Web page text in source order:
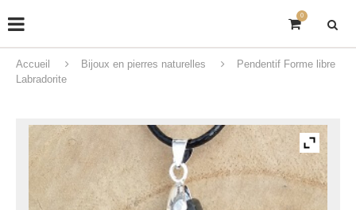
0
Accueil Bijoux en pierres naturelles
Pendentif Forme libre
Labradorite